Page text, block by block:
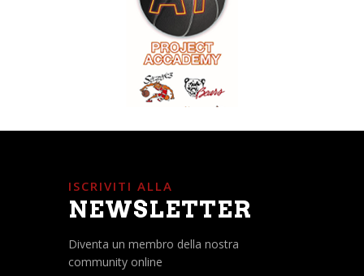
ISCRIVITI ALLA
NEWSLETTER
Diventa un membro della nostra
community online